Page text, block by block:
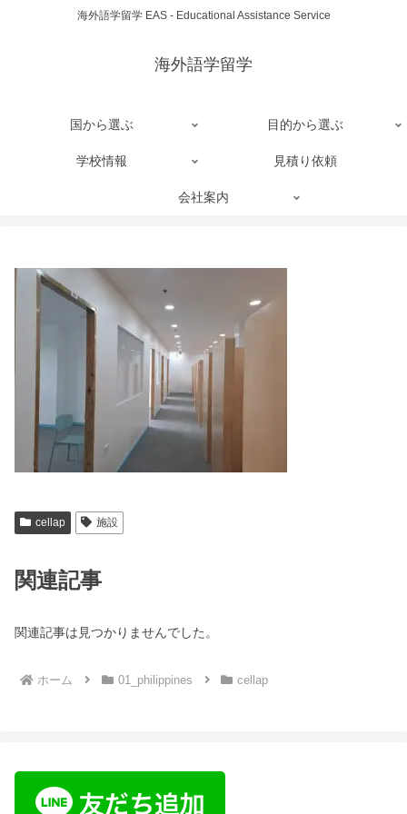
海外語学留学 EAS - Educational Assistance Service
海外語学留学
国から選ぶ 目的から選ぶ
学校情報 見積り依頼
会社案内
cellap 施設
関連記事
関連記事は見つかりませんでした。
ホーム 01_philippines cellap